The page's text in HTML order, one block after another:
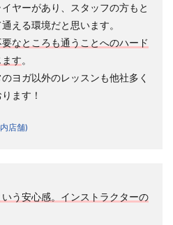
ヤーがあり、スタッフの方もと
える環境だと思います。
なところも通うことへのハード
す。
ヨガ以外のレッスンも他社多く
ます！
店舗)
う安心感。インストラクターの